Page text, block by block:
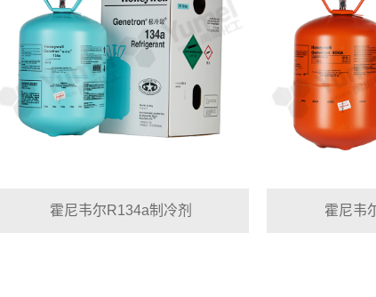
霍尼韦尔R134a制冷剂 霍尼韦